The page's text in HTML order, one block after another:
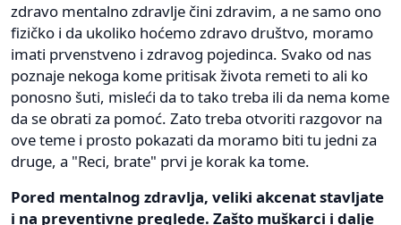
zdravo mentalno zdravlje čini zdravim, a ne samo ono
fizičko i da ukoliko hoćemo zdravo društvo, moramo
imati prvenstveno i zdravog pojedinca. Svako od nas
poznaje nekoga kome pritisak života remeti to ali ko
ponosno šuti, misleći da to tako treba ili da nema kome
da se obrati za pomoć. Zato treba otvoriti razgovor na
ove teme i prosto pokazati da moramo biti tu jedni za
druge, a "Reci, brate" prvi je korak ka tome.
Pored mentalnog zdravlja, veliki akcenat stavljate
i na preventivne preglede. Zašto muškarci i dalje